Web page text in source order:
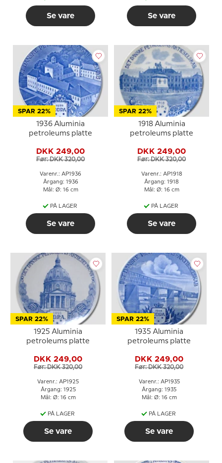
Se vare Se vare
SPAR 22%
1936 Aluminia
petroleums platte
DKK 249,00
Før: DKK 320,00
Varenr.: AP1936
Årgang: 1936
Mål: Ø: 16 cm
PÅ LAGER
Se vare
SPAR 22%
1918 Aluminia
petroleums platte
DKK 249,00
Før: DKK 320,00
Varenr.: AP1918
Årgang: 1918
Mål: Ø: 16 cm
PÅ LAGER
Se vare
SPAR 22%
1925 Aluminia
petroleums platte
DKK 249,00
Før: DKK 320,00
Varenr.: AP1925
Årgang: 1925
Mål: Ø: 16 cm
PÅ LAGER
Se vare
SPAR 22%
1935 Aluminia
petroleums platte
DKK 249,00
Før: DKK 320,00
Varenr.: AP1935
Årgang: 1935
Mål: Ø: 16 cm
PÅ LAGER
Se vare